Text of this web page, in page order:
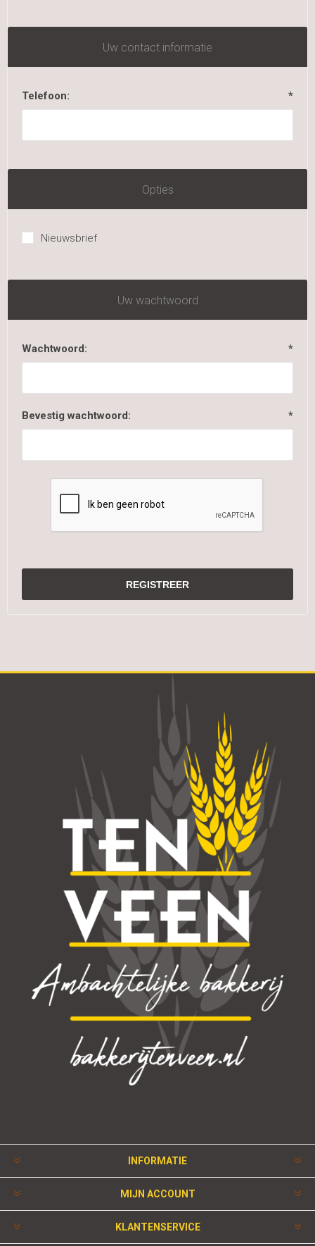
Uw contact informatie
Telefoon: *
Opties
Nieuwsbrief
Uw wachtwoord
Wachtwoord: *
Bevestig wachtwoord: *
INFORMATIE
MIJN ACCOUNT
KLANTENSERVICE